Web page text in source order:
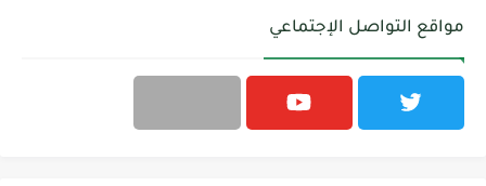
مواقع التواصل الإجتماعي